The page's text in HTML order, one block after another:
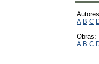
A B C
Obras:
A B C